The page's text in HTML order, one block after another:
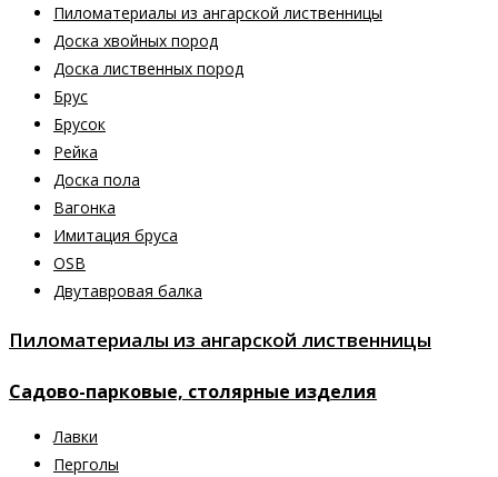
Пиломатериалы из ангарской лиственницы
Доска хвойных пород
Доска лиственных пород
Брус
Брусок
Рейка
Доска пола
Вагонка
Имитация бруса
OSB
Двутавровая балка
Пиломатериалы из ангарской лиственницы
Садово-парковые, столярные изделия
Лавки
Перголы